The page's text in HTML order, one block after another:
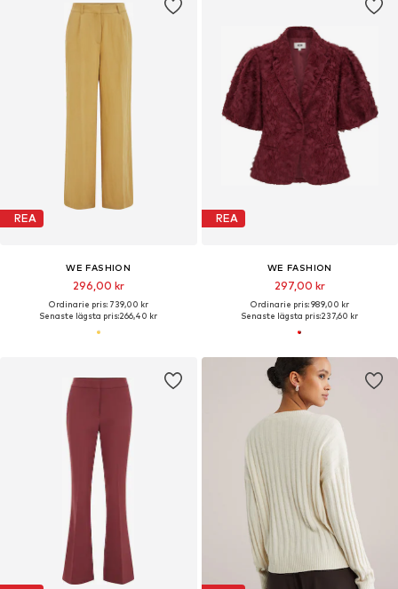
REA
WE FASHION
296,00 kr
Ordinarie pris: 739,00 kr
Senaste lägsta pris:266,40 kr
REA
WE FASHION
297,00 kr
Ordinarie pris: 989,00 kr
Senaste lägsta pris:237,60 kr